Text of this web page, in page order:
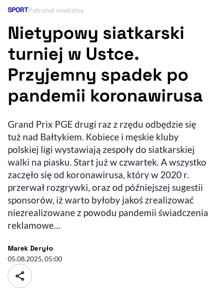
Ułatwienia dostępności wspierają:
Sprawdź, jak i dlaczego zwiększamy dostępność , otwiera się w nowym
Deklaracja dostępności, otwiera się w nowym oknie
Zgłoś problem
, otwiera się w
Kategoria artykułu:
SPORTPatronat medialny
Nietypowy siatkarski
turniej w Ustce.
Przyjemny spadek po
pandemii koronawirusa
Grand Prix PGE drugi raz z rzędu odbędzie się
tuż nad Bałtykiem. Kobiece i męskie kluby
polskiej ligi wystawiają zespoły do siatkarskiej
walki na piasku. Start już w czwartek. A wszystko
zaczęło się od koronawirusa, który w 2020 r.
przerwał rozgrywki, oraz od późniejszej sugestii
sponsorów, iż warto byłoby jakoś zrealizować
niezrealizowane z powodu pandemii świadczenia
reklamowe…
Marek Deryło- autor artykułu - profil
05.08.2025, 05:00